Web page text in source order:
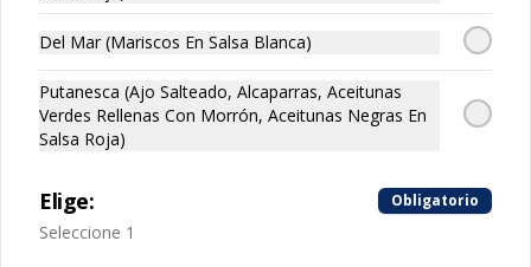
Char-Q
Prosciutto, mortadella, tomates
Del Mar (Mariscos En Salsa Blanca)
Putanesca (Ajo Salteado, Alcaparras, Aceitunas
Verdes Rellenas Con Morrón, Aceitunas Negras En
Salsa Roja)
Elige: Obligatorio
Seleccione 1